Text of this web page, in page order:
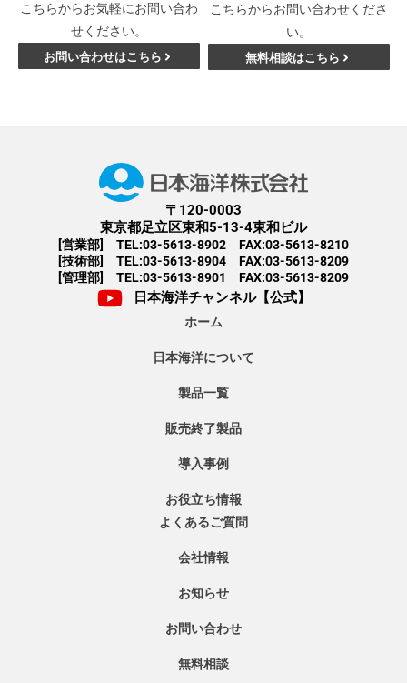
こちらからお気軽にお問い合わ
せください。
お問い合わせはこちら
こちらからお問い合わせくださ
い。
無料相談はこちら
〒120-0003
東京都足立区東和5-13-4東和ビル
[営業部] TEL:03-5613-8902 FAX:03-5613-8210
[技術部] TEL:03-5613-8904 FAX:03-5613-8209
[管理部] TEL:03-5613-8901 FAX:03-5613-8209
日本海洋チャンネル【公式】
ホーム
日本海洋について
製品一覧
販売終了製品
導入事例
お役立ち情報
よくあるご質問
会社情報
お知らせ
お問い合わせ
無料相談